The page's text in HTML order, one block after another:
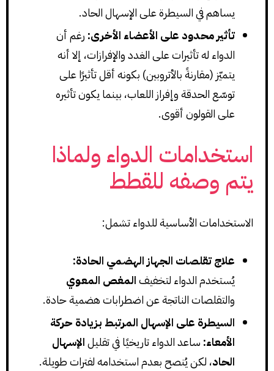
يساهم في السيطرة على الإسهال الحاد.
تأثير محدود على الأعضاء الأخرى: رغم أن
الدواء له تأثيرات على الغدد والإفرازات، إلا أنه
يتميّز (مقارنةً بالأتروبين) بكونه أقل تأثيرًا على
توسّع الحدقة وإفراز اللعاب، بينما يكون تأثيره
على القولون أقوى.
استخدامات الدواء ولماذا
يتم وصفه للقطط
الاستخدامات الأساسية للدواء تشمل:
علاج تقلصات الجهاز الهضمي الحادة:
يُستخدم الدواء لتخفيفالمغص المعوي
والتقلصات الناتجة عن اضطرابات هضمية حادة.
السيطرة على الإسهال المرتبط بزيادة حركة
الأمعاء: ساعد الدواء تاريخيًا في تقليلالإسهال
الحاد، لكن يُنصح بعدم استخدامه لفترات طويلة.